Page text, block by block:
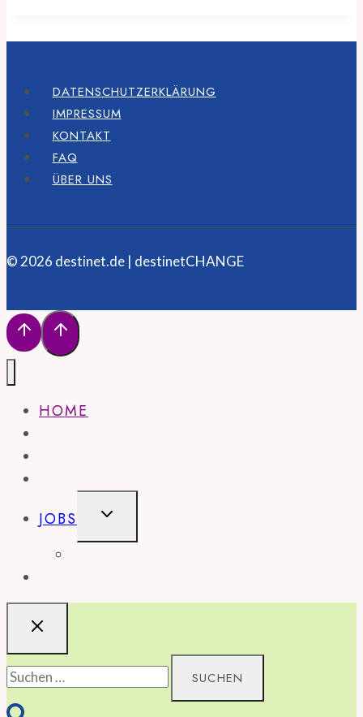
DATENSCHUTZERKLÄRUNG
IMPRESSUM
KONTAKT
FAQ
ÜBER UNS
© 2026 destinet.de | destinetCHANGE
HOME
JOBS
UNTERMENÜ
Suchen
nach: